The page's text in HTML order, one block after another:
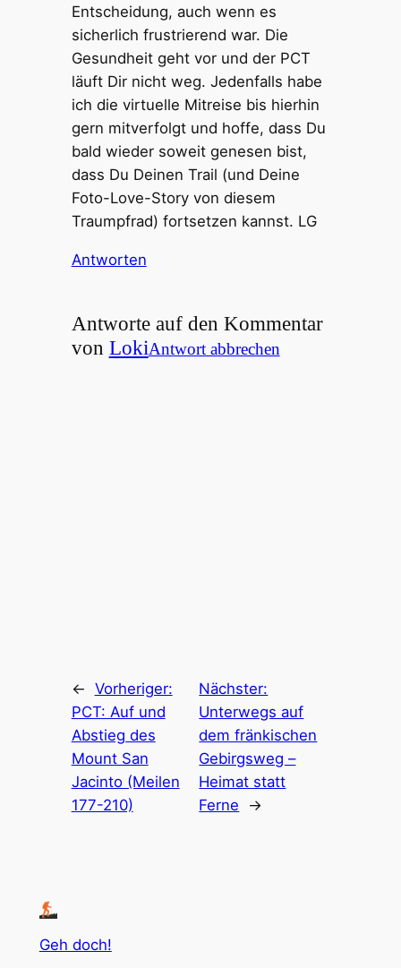
Entscheidung, auch wenn es
sicherlich frustrierend war. Die
Gesundheit geht vor und der PCT
läuft Dir nicht weg. Jedenfalls habe
ich die virtuelle Mitreise bis hierhin
gern mitverfolgt und hoffe, dass Du
bald wieder soweit genesen bist,
dass Du Deinen Trail (und Deine
Foto-Love-Story von diesem
Traumpfrad) fortsetzen kannst. LG
Antworten
Antworte auf den Kommentar
von LokiAntwort abbrechen
← Vorheriger:
PCT: Auf und
Abstieg des
Mount San
Jacinto (Meilen
177-210)
Nächster:
Unterwegs auf
dem fränkischen
Gebirgsweg –
Heimat statt
Ferne
→
Geh doch!